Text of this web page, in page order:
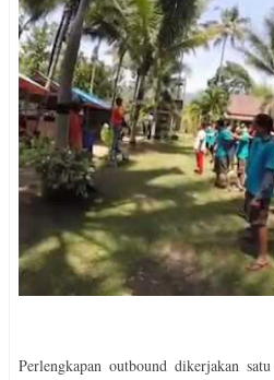
Perlengkapan outbound dikerjakan